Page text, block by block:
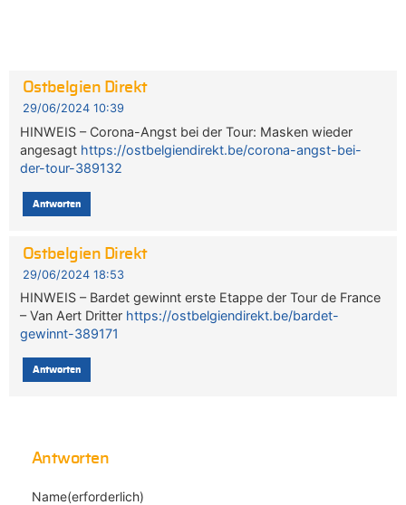
Ostbelgien Direkt
29/06/2024 10:39
HINWEIS – Corona-Angst bei der Tour: Masken wieder
angesagt https://ostbelgiendirekt.be/corona-angst-bei-
der-tour-389132
Antworten
Ostbelgien Direkt
29/06/2024 18:53
HINWEIS – Bardet gewinnt erste Etappe der Tour de France
– Van Aert Dritter https://ostbelgiendirekt.be/bardet-
gewinnt-389171
Antworten
Antworten
Name(erforderlich)